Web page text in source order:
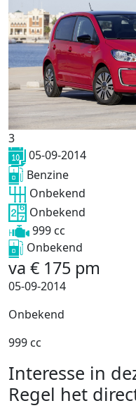
3
05-09-2014
Benzine
Onbekend
Onbekend
999 cc
Onbekend
va € 175 pm
05-09-2014
Onbekend
999 cc
Interesse in
Regel het